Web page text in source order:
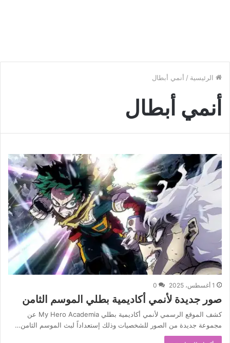
الرئيسية / أنمي أبطال
أنمي أبطال
1 أغسطس، 2025 0
صور جديدة لأنمي أكاديمية بطلي الموسم الثامن
كشف الموقع الرسمي لأنمي أكاديمية بطلي My Hero Academia عن
مجموعة جديدة من الصور للشخصيات وذلك إستعداداً لبث الموسم الثامن…